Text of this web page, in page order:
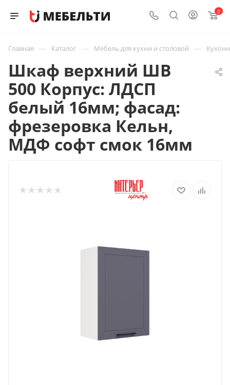
0
Главная — Каталог — Мебель для кухни и столовой —
Шкаф верхний ШВ
500 Корпус: ЛДСП
белый 16мм; фасад:
фрезеровка Кельн,
МДФ софт смок 16мм